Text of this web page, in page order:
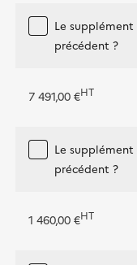
Le
précédent ?
7 491,00 €HT
Le
précédent ?
1 460,00 €HT